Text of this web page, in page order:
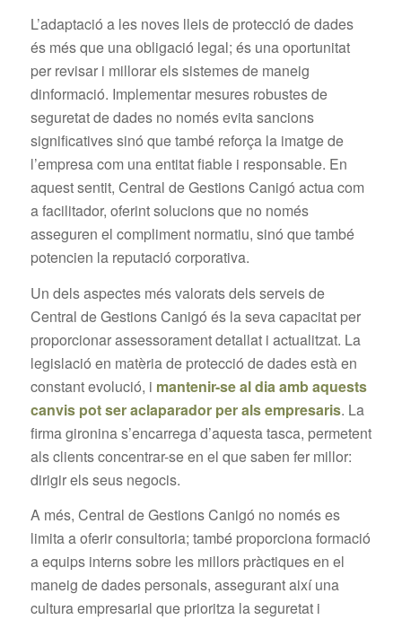
L’adaptació a les noves lleis de protecció de dades
és més que una obligació legal; és una oportunitat
per revisar i millorar els sistemes de maneig
dinformació. Implementar mesures robustes de
seguretat de dades no només evita sancions
significatives sinó que també reforça la imatge de
l’empresa com una entitat fiable i responsable. En
aquest sentit, Central de Gestions Canigó actua com
a facilitador, oferint solucions que no només
asseguren el compliment normatiu, sinó que també
potencien la reputació corporativa.
Un dels aspectes més valorats dels serveis de
Central de Gestions Canigó és la seva capacitat per
proporcionar assessorament detallat i actualitzat. La
legislació en matèria de protecció de dades està en
constant evolució, i mantenir-se al dia amb aquests
canvis pot ser aclaparador per als empresaris. La
firma gironina s’encarrega d’aquesta tasca, permetent
als clients concentrar-se en el que saben fer millor:
dirigir els seus negocis.
A més, Central de Gestions Canigó no només es
limita a oferir consultoria; també proporciona formació
a equips interns sobre les millors pràctiques en el
maneig de dades personals, assegurant així una
cultura empresarial que prioritza la seguretat i